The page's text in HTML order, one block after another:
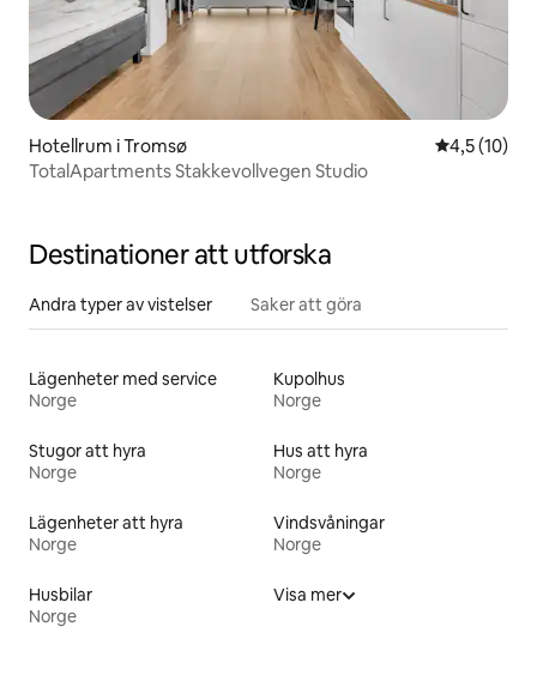
Hotellrum i Tromsø 4,5 av 5 i
4,5 (10)
TotalApartments Stakkevollvegen Studio
Destinationer att utforska
Andra typer av vistelser Saker att göra
Lägenheter med service
Norge
Kupolhus
Norge
Stugor att hyra
Norge
Hus att hyra
Norge
Lägenheter att hyra
Norge
Vindsvåningar
Norge
Husbilar
Norge
Visa mer